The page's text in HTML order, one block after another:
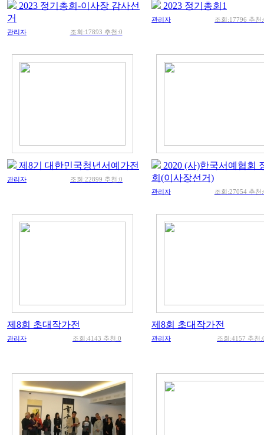
2023 정기총회-이사장 감사선
거
관리자 조회:17893 추천:0
2023 정기총회1
관리자 조회:17796 추천
제8기 대한민국청년서예가전
관리자 조회:22899 추천:0
2020 (사)한국서예협회
회(이사장선거)
관리자 조회:27054 추천
제8회 초대작가전
관리자 조회:4143 추천:0
제8회 초대작가전
관리자 조회:4157 추천